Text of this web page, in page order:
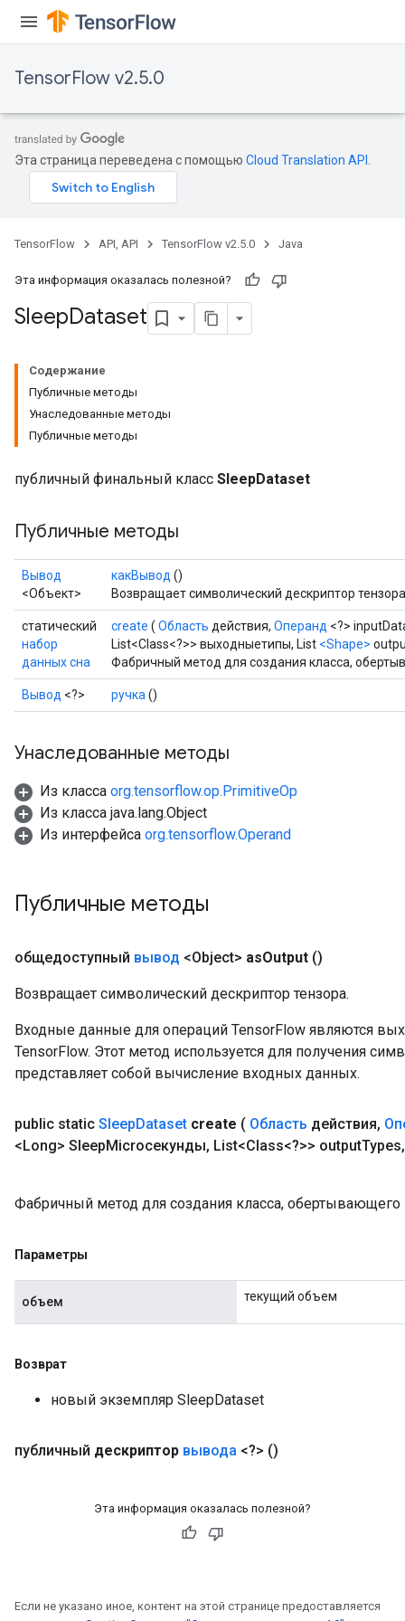
TensorFlow v2.5.0
Эта страница переведена с помощью Cloud Translation API
TensorFlow API, API TensorFlow v2.5.0 Java
Эта информация оказалась полезной?
SleepDataset
Содержание
Публичные методы
Унаследованные методы
Публичные методы
публичный финальный класс SleepDataset
Публичные методы
Вывод
<Объект>
какВывод ()
Возвращает символический дескриптор
статический
набор
данных сна
create ( Область действия, Операнд <?>
List<Class<?>> выходныетипы, List <Shape>
Фабричный метод для создания класса,
Вывод <?> ручка ()
Унаследованные методы
Из класса org.tensorflow.op.PrimitiveOp
Из класса java.lang.Object
Из интерфейса org.tensorflow.Operand
Публичные методы
общедоступный вывод <Object> asOutput ()
Возвращает символический дескриптор тензора.
Входные данные для операций TensorFlow являются
TensorFlow. Этот метод используется для получения
представляет собой вычисление входных данных.
public static SleepDataset create ( Область действия,
<Long> SleepMicroсекунды, List<Class<?>> outputTypes,
Фабричный метод для создания класса,
Параметры
объем текущий объем
Возврат
новый экземпляр SleepDataset
публичный дескриптор вывода <?> ()
Эта информация оказалась полезной?
Если не указано иное, контент на этой странице предоставляется